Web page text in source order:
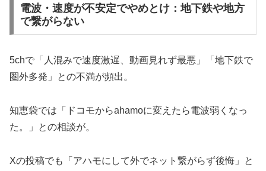
電波・速度が不安定でやめとけ：地下鉄や地方
で繋がらない
5chで「人混みで速度激遅、動画見れず最悪」「地下鉄で
圏外多発」との不満が頻出。
知恵袋では「ドコモからahamoに変えたら電波弱くなっ
た。」との相談が。
Xの投稿でも「アハモにして外でネット繋がらず後悔」と